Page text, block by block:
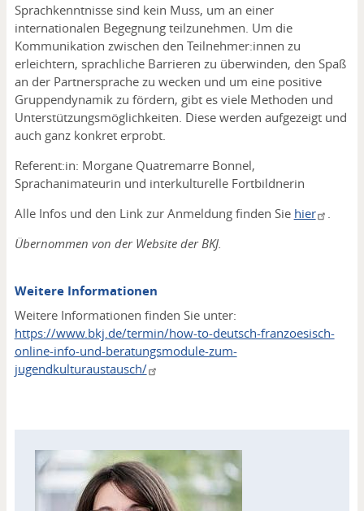
Sprachkenntnisse sind kein Muss, um an einer
internationalen Begegnung teilzunehmen. Um die
Kommunikation zwischen den Teilnehmer:innen zu
erleichtern, sprachliche Barrieren zu überwinden, den Spaß
an der Partnersprache zu wecken und um eine positive
Gruppendynamik zu fördern, gibt es viele Methoden und
Unterstützungsmöglichkeiten. Diese werden aufgezeigt und
auch ganz konkret erprobt.
Referent:in: Morgane Quatremarre Bonnel,
Sprachanimateurin und interkulturelle Fortbildnerin
Alle Infos und den Link zur Anmeldung finden Sie hier
Übernommen von der Website der BKJ.
Weitere Informationen
Weitere Informationen finden Sie unter:
https://www.bkj.de/termin/how-to-deutsch-franzoesisch-
online-info-und-beratungsmodule-zum-
jugendkulturaustausch/